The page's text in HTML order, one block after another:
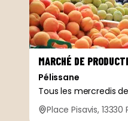
MARCHÉ DE
Pélissane
Tous les mercredis
Place Pisavis, 13330